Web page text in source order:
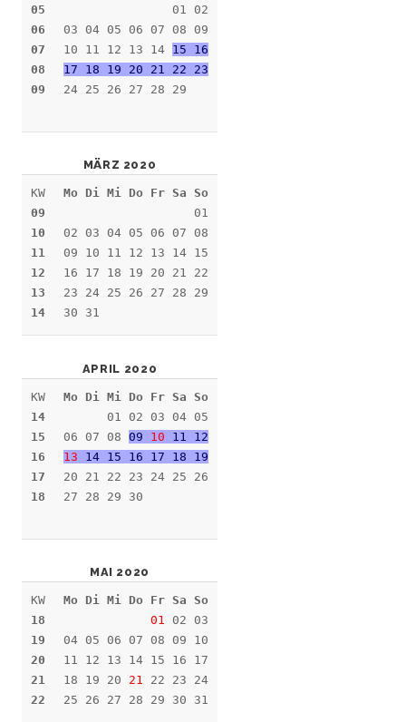
05
06
07
08
09
01 02
03 04 05 06 07 08 09
10 11 12 13 14 15 16
17 18 19 20 21 22 23
24 25 26 27 28 29
MÄRZ 2020
KW
09
10
11
12
13
14
Mo Di Mi Do Fr Sa So
01
02 03 04 05 06 07 08
09 10 11 12 13 14 15
16 17 18 19 20 21 22
23 24 25 26 27 28 29
30 31
APRIL 2020
KW
14
15
16
17
18
Mo Di Mi Do Fr Sa So
01 02 03 04 05
06 07 08 09 10 11 12
13 14 15 16 17 18 19
20 21 22 23 24 25 26
27 28 29 30
MAI 2020
KW
18
19
20
21
22
Mo Di Mi Do Fr Sa So
01 02 03
04 05 06 07 08 09 10
11 12 13 14 15 16 17
18 19 20 21 22 23 24
25 26 27 28 29 30 31